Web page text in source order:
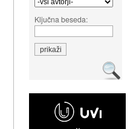
Ključna beseda: